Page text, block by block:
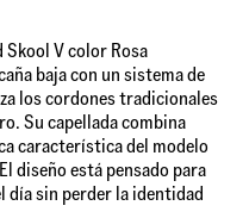
Skool V color Rosa
baja con un sistema de
los cordones tradicionales
Su capellada combina
característica del modelo
diseño está pensado para
sin perder la identidad